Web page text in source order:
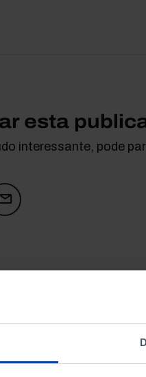
esta
interessante, pode